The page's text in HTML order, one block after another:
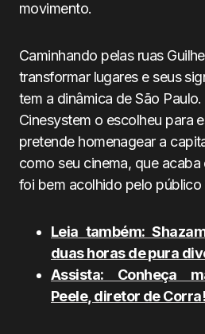
movimento.
Caminhando pelas ruas
transformar lugares e seus
tem a dinâmica de São
Cinesystem o escolheu para
pretende homenagear a
como seu cinema, que acaba
foi bem acolhido pelo público
Leia também:
duas horas de pura
Assista: Conheça
Peele, diretor de